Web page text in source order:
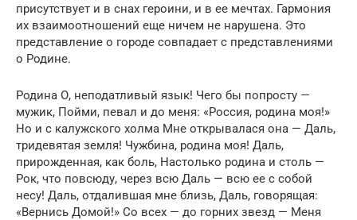
присутствует и в снах героини, и в ее мечтах. Гармония
их взаимоотношений еще ничем не нарушена. Это
представление о городе совпадает с представлениями
о Родине.
Родина О, неподатливый язык! Чего бы попросту —
мужик, Пойми, певал и до меня: «Россия, родина моя!»
Но и с калужского холма Мне открывалася она — Даль,
тридевятая земля! Чужбина, родина моя! Даль,
прирожденная, как боль, Настолько родина и столь —
Рок, что повсюду, через всю Даль — всю ее с собой
несу! Даль, отдалившая мне близь, Даль, говорящая:
«Вернись Домой!» Со всех — до горних звезд — Меня